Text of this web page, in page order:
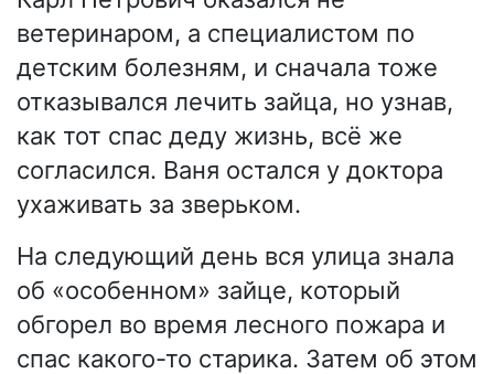
ветеринаром, а специалистом по
детским болезням, и сначала тоже
отказывался лечить зайца, но узнав,
как тот спас деду жизнь, всё же
согласился. Ваня остался у доктора
ухаживать за зверьком.
На следующий день вся улица знала
об «особенном» зайце, который
обгорел во время лесного пожара и
спас какого-то старика. Затем об этом